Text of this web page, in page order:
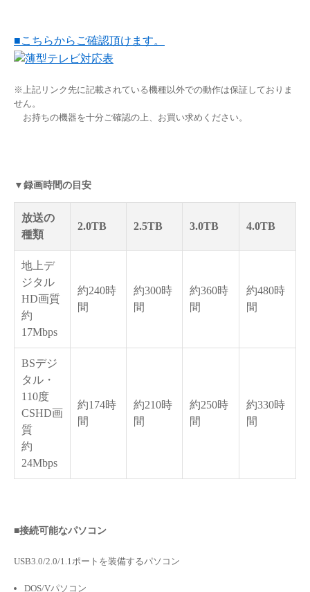
■こちらからご確認頂けます。
※上記リンク先に記載されている機種以外での動作は保証しておりま
せん。
お持ちの機器を十分ご確認の上、お買い求めください。
▼録画時間の目安
放送の
種類
2.0TB 2.5TB 3.0TB 4.0TB
地上デ
ジタル
HD画質
約
17Mbps
約240時
間
約300時
間
約360時
間
約480時
間
BSデジ
タル・
110度
CSHD画
質
約
24Mbps
約174時
間
約210時
間
約250時
間
約330時
間
■接続可能なパソコン
USB3.0/2.0/1.1ポートを装備するパソコン
DOS/Vパソコン